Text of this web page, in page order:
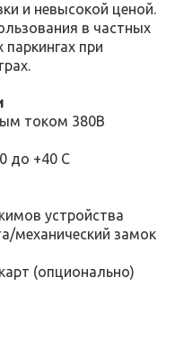
и невысокой ценой.
в частных
при
током 380В
до +40 С
устройства
механический замок
(опционально)